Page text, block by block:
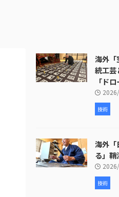
海外
統工芸
「ド
技術
海外「
る」鞘
技術